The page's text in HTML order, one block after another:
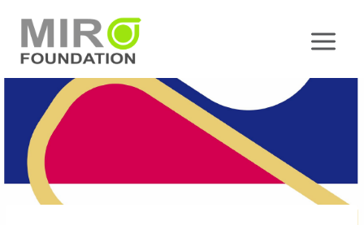
content